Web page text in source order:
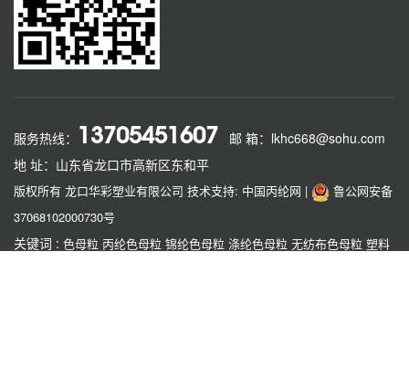
服务热线： 13705451607
邮 箱：lkhc668@sohu.com
地 址：山东省龙口市高新区东和平
版权所有 龙口华彩塑业有限公司 技术支持: 中国丙纶网 |
鲁公网安备
37068102000730号
关键词 : 色母粒 丙纶色母粒 锦纶色母粒 涤纶色母粒 无纺布色母粒 塑料